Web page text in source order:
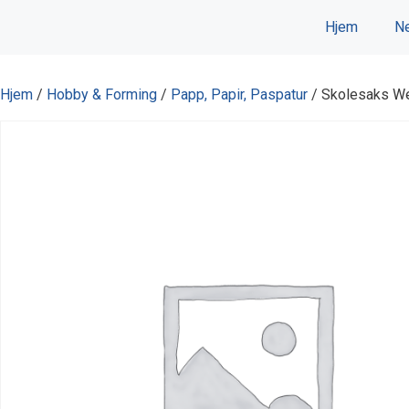
Hjem
Hjem / Hobby & Forming / Papp, Papir, Paspatur / Skolesaks